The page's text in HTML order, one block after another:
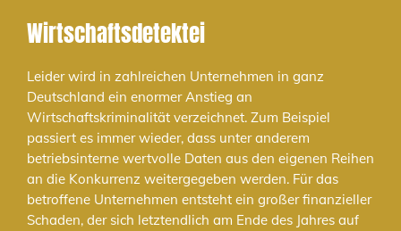
Wirtschaftsdetektei
Leider wird in zahlreichen Unternehmen in ganz
Deutschland ein enormer Anstieg an
Wirtschaftskriminalität verzeichnet. Zum Beispiel
passiert es immer wieder, dass unter anderem
betriebsinterne wertvolle Daten aus den eigenen Reihen
an die Konkurrenz weitergegeben werden. Für das
betroffene Unternehmen entsteht ein großer finanzieller
Schaden, der sich letztendlich am Ende des Jahres auf